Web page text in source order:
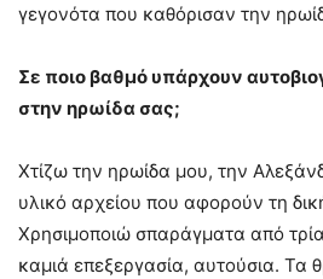
γεγονότα που καθόρισαν την
Σε ποιο βαθμό υπάρχουν
στην ηρωίδα σας;
Χτίζω την ηρωίδα μου, την
υλικό αρχείου που αφορούν τη
Χρησιμοποιώ σπαράγματα από
καμιά επεξεργασία, αυτούσια. Τα